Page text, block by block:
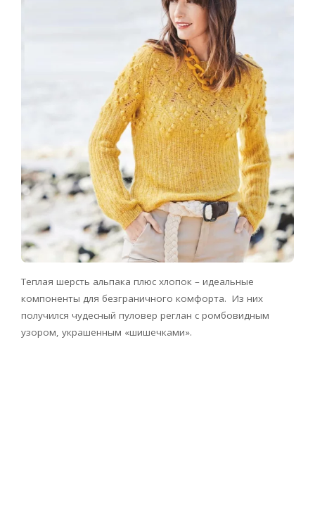
Теплая шерсть альпака плюс хлопок – идеальные
компоненты для безграничного комфорта. Из них
получился чудесный пуловер реглан с ромбовидным
узором, украшенным «шишечками».